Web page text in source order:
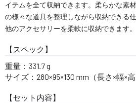
イテムを全て収納できます。柔らかな素
の様々な道具を整理しながら収納できる
他のアクセサリーを柔軟に収納できます。
【スペック】
重量：331.7 g
サイズ：280×95×130 mm（長さ×幅×高
【セット内容】